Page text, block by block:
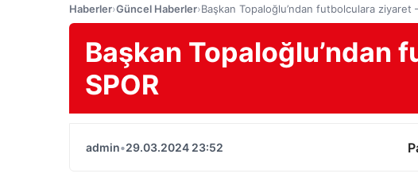
Haberler›Güncel Haberler›Başkan Topaloğlu’ndan futbolculara ziyaret
Başkan Topaloğlu’ndan
SPOR
admin•29.03.2024 23:52